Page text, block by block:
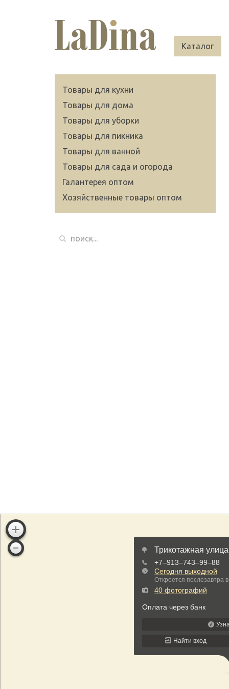
Каталог
Товары для кухни
Товары для дома
Товары для уборки
Товары для пикника
Товары для ванной
Товары для сада и огорода
Галантерея оптом
Хозяйственные товары оптом